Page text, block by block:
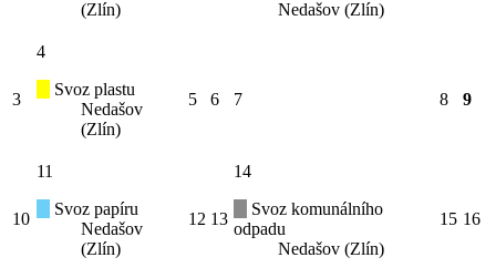
(Zlín) Nedašov (Zlín)
3
4
Svoz plastu
Nedašov
(Zlín)
5 6 7 8 9
10
11
Svoz papíru
Nedašov
(Zlín)
12 13
14
Svoz komunálního
odpadu
Nedašov (Zlín)
15 16